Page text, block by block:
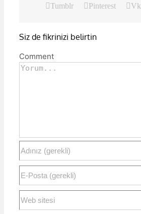
Tumblr
Pinterest Vk
Siz de fikrinizi belirtin
Comment